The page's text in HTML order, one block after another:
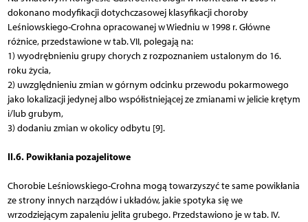
dokonano modyfikacji dotychczasowej klasyfikacji choroby
Leśniowskiego-Crohna opracowanej w Wiedniu w 1998 r. Główne
różnice, przedstawione w tab. VII, polegają na:
1) wyodrębnieniu grupy chorych z rozpoznaniem ustalonym do 16.
roku życia,
2) uwzględnieniu zmian w górnym odcinku przewodu pokarmowego
jako lokalizacji jedynej albo współistniejącej ze zmianami w jelicie krętym
i/lub grubym,
3) dodaniu zmian w okolicy odbytu [9].
II.6. Powikłania pozajelitowe
Chorobie Leśniowskiego-Crohna mogą towarzyszyć te same powikłania
ze strony innych narządów i układów, jakie spotyka się we
wrzodziejącym zapaleniu jelita grubego. Przedstawiono je w tab. IV.